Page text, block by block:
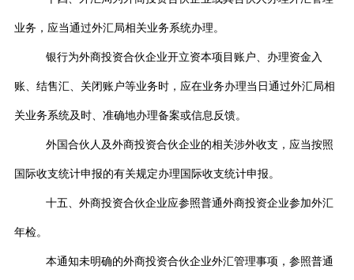
业务，应当通过外汇局相关业务系统办理。
银行为外商投资合伙企业开立资本项目账户、办理资金入
账、结售汇、关闭账户等业务时，应在业务办理当日通过外汇局相
关业务系统及时、准确地办理备案或信息反馈。
外国合伙人及外商投资合伙企业的相关涉外收支，应当按照
国际收支统计申报的有关规定办理国际收支统计申报。
十五、外商投资合伙企业应参照普通外商投资企业参加外汇
年检。
本通知未明确的外商投资合伙企业外汇管理事项，参照普通